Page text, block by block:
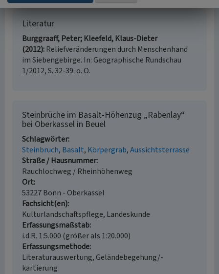
Literatur
Burggraaff, Peter; Kleefeld, Klaus-Dieter
(2012) Reliefveränderungen durch Menschenhand
im Siebengebirge. In: Geographische Rundschau
1/2012, S. 32-39. o. O.
Steinbrüche im Basalt-Höhenzug „Rabenlay“
bei Oberkassel in Beuel
Schlagwörter
Steinbruch Basalt Körpergrab Aussichtsterrasse
Straße / Hausnummer
Rauchlochweg / Rheinhöhenweg
Ort
53227 Bonn - Oberkassel
Fachsicht(en)
Kulturlandschaftspflege, Landeskunde
Erfassungsmaßstab
i.d.R. 1:5.000 (größer als 1:20.000)
Erfassungsmethode
Literaturauswertung, Geländebegehung/-
kartierung